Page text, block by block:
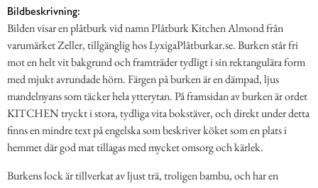
Bildbeskrivning:
Bilden visar en plåtburk vid namn Plåtburk Kitchen Almond från
varumärket Zeller, tillgänglig hos LyxigaPlåtburkar.se. Burken står fri
mot en helt vit bakgrund och framträder tydligt i sin rektangulära form
med mjukt avrundade hörn. Färgen på burken är en dämpad, ljus
mandelnyans som täcker hela ytterytan. På framsidan av burken är ordet
KITCHEN tryckt i stora, tydliga vita bokstäver, och direkt under detta
finns en mindre text på engelska som beskriver köket som en plats i
hemmet där god mat tillagas med mycket omsorg och kärlek.
Burkens lock är tillverkat av ljust trä, troligen bambu, och har en